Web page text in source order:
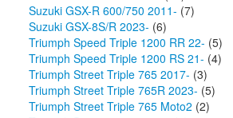
Suzuki GSX-R 600/750 2011- (7)
Suzuki GSX-8S/R 2023- (6)
Triumph Speed Triple 1200 RR 22- (5)
Triumph Speed Triple 1200 RS 21- (4)
Triumph Street Triple 765 2017- (3)
Triumph Street Triple 765R 2023- (5)
Triumph Street Triple 765 Moto2 (2)